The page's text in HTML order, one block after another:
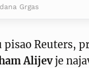
Grgas
pisao Reuters,
Alijevje